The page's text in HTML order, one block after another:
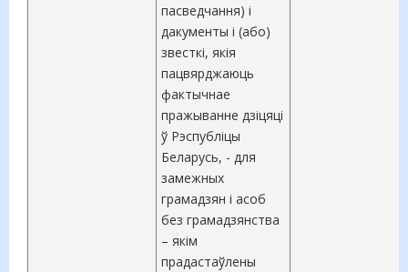
пасведчання) і
дакументы і (або)
звесткі, якія
пацвярджаюць
фактычнае
пражыванне дзіцяці
ў Рэспубліцы
Беларусь, - для
замежных
грамадзян і асоб
без грамадзянства
– якім
прадастаўлены